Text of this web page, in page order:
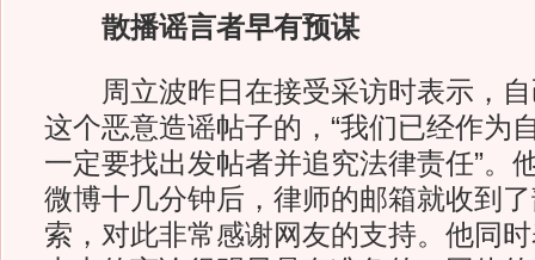
散播谣言者早有预谋
周立波昨日在接受采访时表示，自
这个恶意造谣帖子的，“我们已经作为
一定要找出发帖者并追究法律责任”。
微博十几分钟后，律师的邮箱就收到
索，对此非常感谢网友的支持。他同